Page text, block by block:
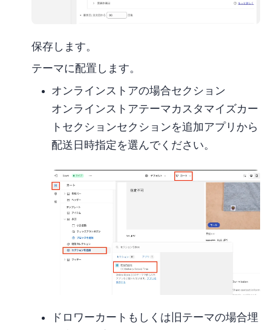
保存します。
テーマに配置します。
オンラインストア 2.0の場合 (セクション)
オンラインストア => テーマ => カスタマイズ => カー
ト => セクション => セクションを追加 => アプリから “CC
配送日時指定”を選んでください。
ドロワーカートもしくは旧テーマの場合 (埋